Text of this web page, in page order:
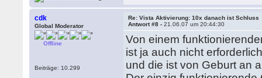
cdk
Global Moderator
Offline
Beiträge: 10.299
Re: Vista Aktivierung: 10x danach ist Schluss
Antwort #8 -21.06.07 um 20:44:30
Von einem
ist ja auch nicht
und die ist von Geburt an